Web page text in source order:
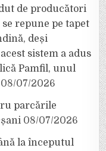
de producători
repune pe tapet
deși
sistem a adus
Pamfil, unul
08/07/2026
parcările
08/07/2026
la începutul